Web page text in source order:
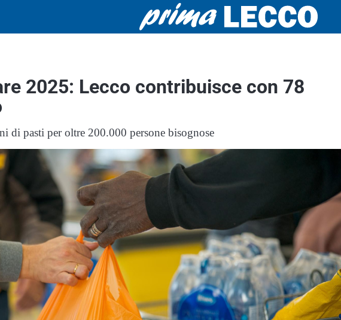
2025: Lecco contribuisce con 78
di pasti per oltre 200.000 persone bisognose